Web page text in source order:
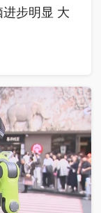
步明显 大